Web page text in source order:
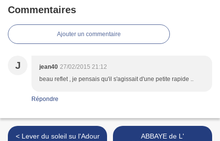
Commentaires
Ajouter un commentaire
J jean40 27/02/2015 21:12
beau reflet , je pensais qu'il s'agissait d'une petite rapide ..
Répondre
< Lever du soleil su l'Adour
ABBAYE de L'